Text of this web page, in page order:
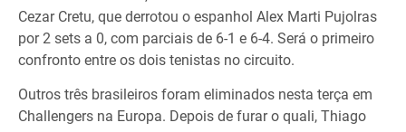
Cezar Cretu, que derrotou o espanhol Alex Marti Pujolras
por 2 sets a 0, com parciais de 6-1 e 6-4. Será o primeiro
confronto entre os dois tenistas no circuito.
Outros três brasileiros foram eliminados nesta terça em
Challengers na Europa. Depois de furar o quali, Thiago